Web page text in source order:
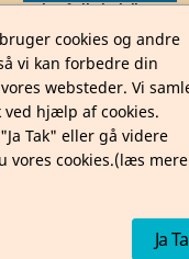
salg af alkohol til unge
Nørrediget 36, 7100 Vejle
│ Cvr nr.
Vejle
for
afgiftsændringer,
tryk- og
cookies og andre
vi kan forbedre din
websteder. Vi
ved hjælp af cookies.
Tak" eller gå videre
vores cookies.(læs mere
Ja